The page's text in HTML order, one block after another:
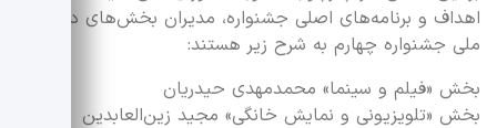
اهداف و برنامه‌های اصلی جشنواره، مدیران بخش‌های ده‌گانه
ملی جشنواره چهارم به شرح زیر هستند:
بخش «فیلم و سینما» محمدمهدی حیدریان
بخش «تلویزیونی و نمایش خانگی» مجید زین‌العابدین